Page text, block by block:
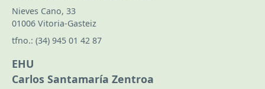
Nieves Cano, 33
01006 Vitoria-Gasteiz
tfno.: (34) 945 01 42 87
EHU
Carlos Santamaría Zentroa